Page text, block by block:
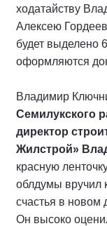
ходатайству
Алексею
будет выделено
оформляются
Владимир
Семилукского
директор
Жилстрой»
красную
облдумы вручил
счастья в новом
Он высоко